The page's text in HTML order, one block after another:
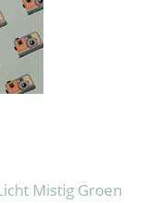
Mistig Groen